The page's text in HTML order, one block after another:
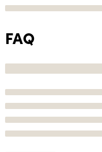
FAQ